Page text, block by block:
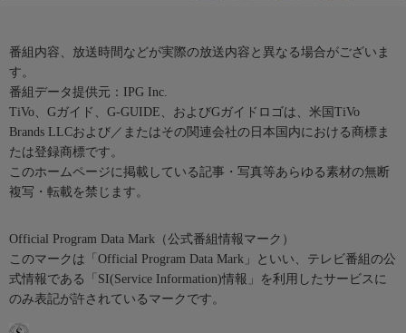
番組内容、放送時間などが実際の放送内容と異なる場合がございま
す。
番組データ提供元：IPG Inc.
TiVo、Gガイド、G-GUIDE、およびGガイドロゴは、米国TiVo
Brands LLCおよび／またはその関連会社の日本国内における商標ま
たは登録商標です。
このホームページに掲載している記事・写真等あらゆる素材の無断
複写・転載を禁じます。
Official Program Data Mark（公式番組情報マーク）
このマークは「Official Program Data Mark」といい、テレビ番組の公
式情報である「SI(Service Information)情報」を利用したサービスに
のみ表記が許されているマークです。